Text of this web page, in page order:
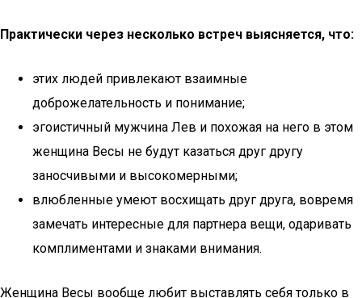
Практически через несколько встреч выясняется, что:
этих людей привлекают взаимные
доброжелательность и понимание;
эгоистичный мужчина Лев и похожая на него в этом
женщина Весы не будут казаться друг другу
заносчивыми и высокомерными;
влюбленные умеют восхищать друг друга, вовремя
замечать интересные для партнера вещи, одаривать
комплиментами и знаками внимания.
Женщина Весы вообще любит выставлять себя только в